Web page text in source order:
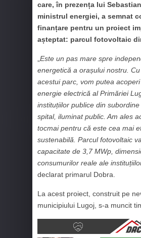
care, în prezența lui
ministrul energiei, a semnat
finanțare pentru un proiect
așteptat: parcul fotovoltaic
„Este un pas mare spre
energetică a orașului nostru.
acestui parc, vom putea
energie electrică al Primăriei
instituțiilor publice din
spital, iluminat public. Am ales
tocmai pentru că este cea mai
sustenabilă. Parcul fotovoltaic
capacitate de 3,7 MWp,
consumurilor reale ale
declarat primarul Dobra.
La acest proiect, construit pe
municipiului Lugoj, s-a muncit